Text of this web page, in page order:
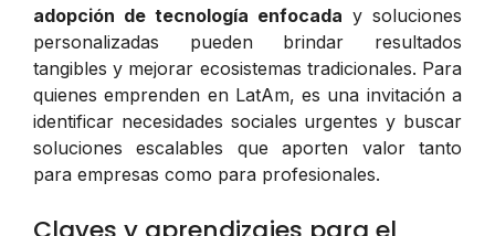
adopción de tecnología enfocada y soluciones
personalizadas pueden brindar resultados
tangibles y mejorar ecosistemas tradicionales. Para
quienes emprenden en LatAm, es una invitación a
identificar necesidades sociales urgentes y buscar
soluciones escalables que aporten valor tanto
para empresas como para profesionales.